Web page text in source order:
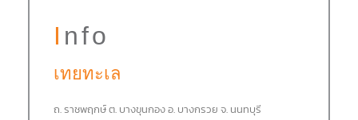
Info
เทยทะเล
ถ. ราชพฤกษ์ ต. บางขุนกอง อ. บางกรวย จ. นนทบุรี